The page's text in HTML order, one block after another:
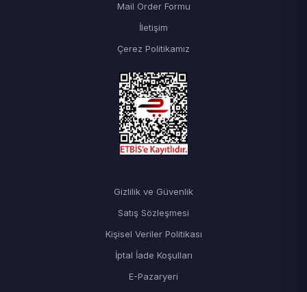
Mail Order Formu
İletişim
Çerez Politikamız
Gizlilik ve Güvenlik
Satış Sözleşmesi
Kişisel Veriler Politikası
İptal İade Koşulları
E-Pazaryeri